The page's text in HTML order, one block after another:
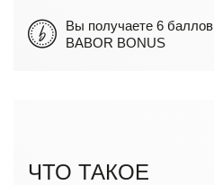
Вы получаете 6 баллов
BABOR BONUS
ЧТО ТАКОЕ